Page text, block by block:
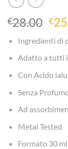
€28.00 Il
era:
€
Ingredienti di
Adatto a tutti
Con Acido
Senza
Ad
Metal Tested
Formato 30 ml